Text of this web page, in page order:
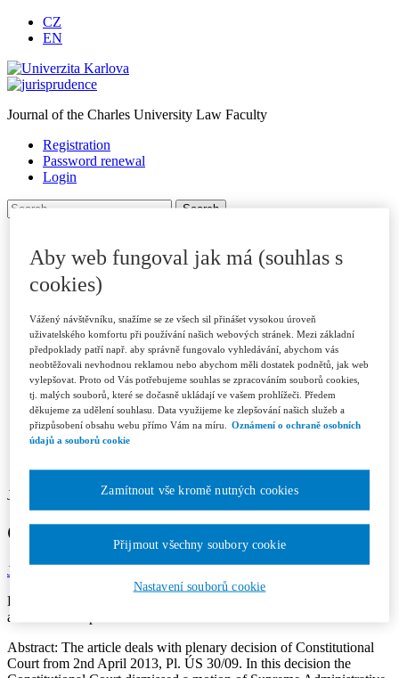
CZ
EN
Journal of the Charles University Law Faculty
Registration
Password renewal
Login
About journal
Journal Archive
For authors
Publication Criteria
Sections
Examples of Citations
Peer Review Process
Code of Ethics
Contacts
Licence and Royalty Terms and Conditions
Editorial board
Contacts
Jan Jirásek
Constitutionally Conformal Barber
Jurisprudence 7/2013
Keywords:
administrative procedure
Abstract: The article deals with plenary decision of Constitutional
Court from 2nd April 2013, Pl. ÚS 30/09. In this decision the
Aby web fungoval jak má (souhlas s
cookies)
Vážený návštěvníku, snažíme se ze všech sil přinášet vysokou úroveň
uživatelského komfortu při používání našich webových stránek. Mezi základní
předpoklady patří např. aby správně fungovalo vyhledávání, abychom vás
neobtěžovali nevhodnou reklamou nebo abychom měli dostatek podnětů, jak web
vylepšovat. Proto od Vás potřebujeme souhlas se zpracováním souborů cookies,
tj. malých souborů, které se dočasně ukládají ve vašem prohlížeči. Předem
děkujeme za udělení souhlasu. Data využijeme ke zlepšování našich služeb a
přizpůsobení obsahu webu přímo Vám na míru.
Oznámení o ochraně osobních
údajů a souborů cookie
Nastavení souborů cookie
Zamítnout vše kromě nutných cookies
Přijmout všechny soubory cookie